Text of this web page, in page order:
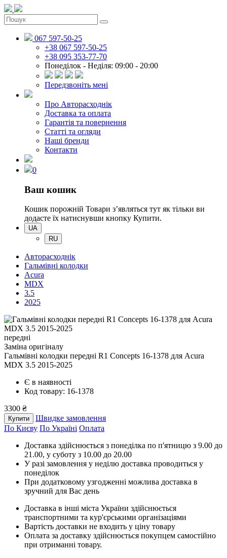
067 597-50-25
+38 067 597-50-25
+38 095 353-77-70
Понеділок - Неділя: 09:00 - 20:00
Передзвоніть мені
Про Авторасходнік
Доставка та оплата
Гарантія та повернення
Статті та огляди
Наші бренди
Контакти
0
Ваш кошик
Кошик порожній Товари зʼявляться тут як тільки ви
додасте їх натиснувши кнопку Купити.
UA
RU
Авторасходнік
Гальмівні колодки
Acura
MDX
3.5
2025
передні
Заміна оригіналу
Гальмівні колодки передні R1 Concepts 16-1378 для Acura
MDX 3.5 2015-2025
Є в наявності
Код товару: 16-1378
3300 ₴
Купити
Швидке замовлення
По Києву По Україні Оплата
Доставка здійснюється з понеділка по п'ятницю з 9.00 до
21.00, у суботу з 10.00 до 20.00
У разі замовлення у неділю доставка проводиться у
понеділок
При додатковому узгодженні можлива доставка в
зручний для Вас день
Доставка в інші міста України здійснюється
транспортними та кур'єрськими організаціями
Вартість доставки не входить у ціну товару
Оплата за доставку здійснюється покупцем самостійно
при отриманні товару.